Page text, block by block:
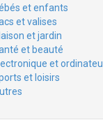
et enfants
et valises
et jardin
et beauté
et
et loisirs